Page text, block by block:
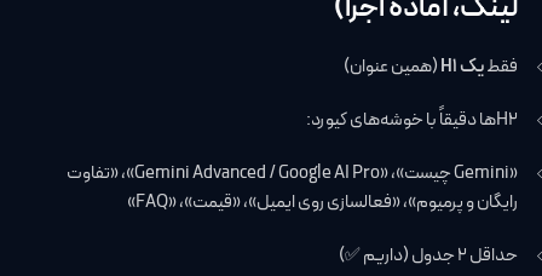
لینک، آماده اجرا)
فقطیک H1
(همین عنوان)
H2ها دقیقاً با خوشه‌های کیورد:
«Gemini چیست»، «Gemini Advanced / Google AI Pro»، «تفاوت
رایگان و پرمیوم»، «فعالسازی روی ایمیل»، «قیمت»، «FAQ»
حداقل ۲ جدول (داریم ✅)